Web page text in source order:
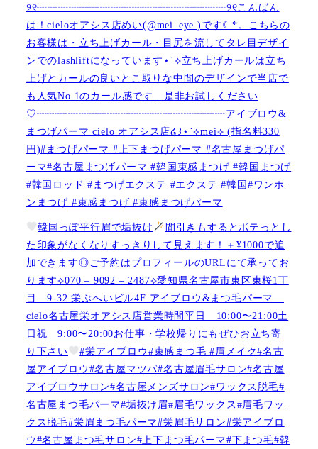
୨୧┈┈┈┈┈┈┈┈┈┈┈┈┈┈┈┈┈┈୨୧こんばん
は！cieloオアシス店めい(@mei_eye )です︎︎☾*。こちらの
お客様は・立ち上げカール・目尻を流してタレ目デザイ
ンでのlashliftになっています⋆˙⟡立ち上げカールは立ち
上げとカールの良いとこ取りな中間のデザインで当店で
も人気No.1のカール感です…是非お試しください️
♡┈┈┈┈┈┈┈┈┈┈┈┈┈┈┈┈┈┈アイブロウ&
まつげパーマ cielo オアシス店໒꒱⋆˙⟡︎mei⟡ (指名料330
円)#まつげパーマ #上下まつげパーマ #名古屋まつげパ
ーマ#名古屋まつげパーマ #韓国束感まつげ #韓国まつげ
#韓国ロッド #まつげエクステ #エクステ #韓国#ワンホ
ンまつげ #束感まつげ #束感まつげパーマ
韓国っぽ平行眉で垢抜け
間引きもするとボテっとし
た印象がなくなりすっきりして見えます！＋¥1000で追
加できます◎ご予約はプロフィールのURLにて承ってお
ります⟡070 – 9092 – 2487⟡愛知県名古屋市東区東桜1丁
目 9-32 栄ぶへいビル4F アイブロウ&まつ毛パーマ
cielo名古屋栄オアシス店営業時間平日 10:00〜21:00土
日祝 9:00〜20:00お仕事・学校帰りにもぜひお立ち寄
り下さい
#栄アイブロウ#束感まつ毛 #眉メイク#名古
屋アイブロウ#名古屋マツパ#名古屋眉毛サロン#名古屋
アイブロウサロン#名古屋メンズサロン#ワックス脱毛#
名古屋まつ毛パーマ#垢抜け眉#眉毛ワックス#眉毛ワッ
クス脱毛#栄眉まつ毛パーマ#栄眉毛サロン#栄アイブロ
ウ#名古屋まつ毛サロン#上下まつ毛パーマ#下まつ毛#韓